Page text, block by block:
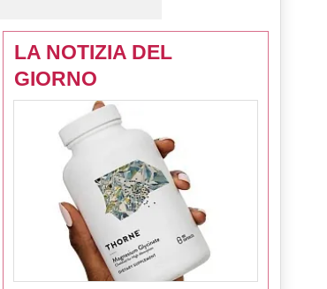
LA NOTIZIA DEL
GIORNO